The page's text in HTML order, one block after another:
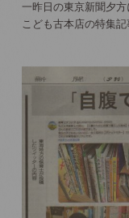
一昨日の東京新聞夕方
こども古本店の特集記